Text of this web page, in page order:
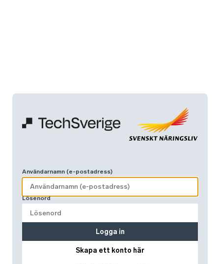
Användarnamn (e-postadress)
Lösenord
Skapa ett konto här
Logga in